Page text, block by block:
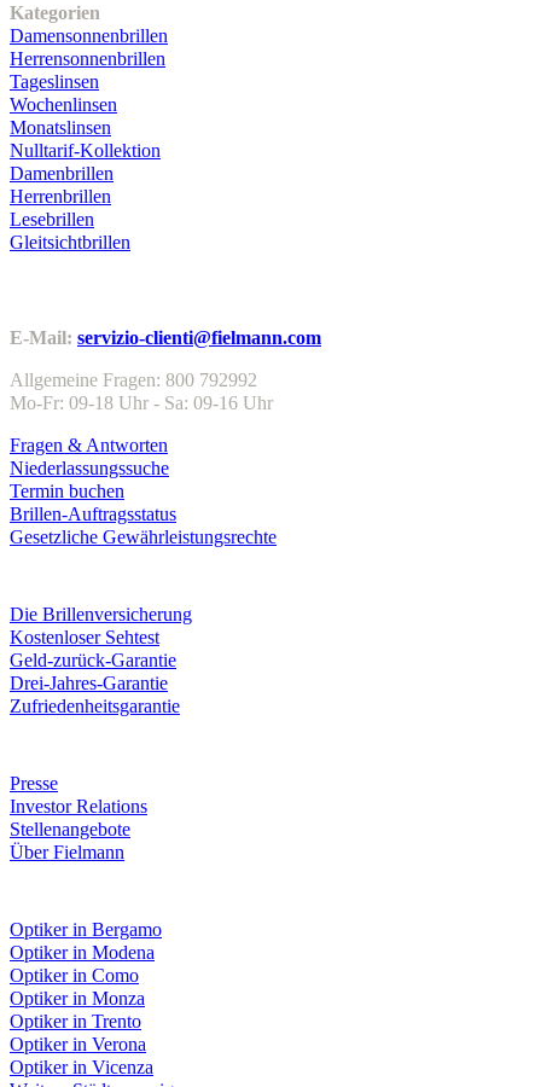
Kategorien
Damensonnenbrillen
Herrensonnenbrillen
Tageslinsen
Wochenlinsen
Monatslinsen
Nulltarif-Kollektion
Damenbrillen
Herrenbrillen
Lesebrillen
Gleitsichtbrillen
E-Mail: servizio-clienti@fielmann.com
Allgemeine Fragen: 800 792992
Mo-Fr: 09-18 Uhr - Sa: 09-16 Uhr
Fragen & Antworten
Niederlassungssuche
Termin buchen
Brillen-Auftragsstatus
Gesetzliche Gewährleistungsrechte
Die Brillenversicherung
Kostenloser Sehtest
Geld-zurück-Garantie
Drei-Jahres-Garantie
Zufriedenheitsgarantie
Presse
Investor Relations
Stellenangebote
Über Fielmann
Optiker in Bergamo
Optiker in Modena
Optiker in Como
Optiker in Monza
Optiker in Trento
Optiker in Verona
Optiker in Vicenza